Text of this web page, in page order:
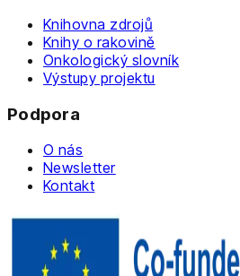
Knihovna zdrojů
Knihy o rakovině
Onkologický slovník
Výstupy projektu
Podpora
O nás
Newsletter
Kontakt